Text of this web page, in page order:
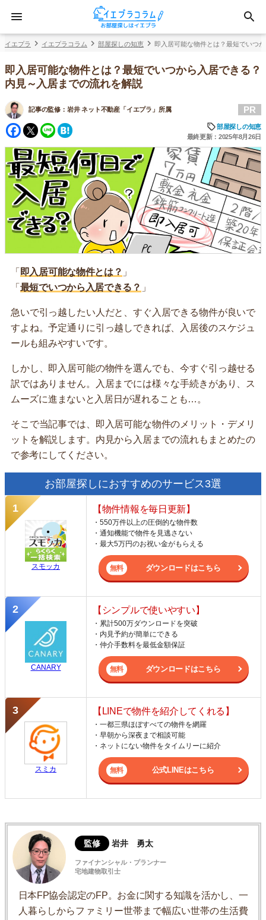
イエプラ イエプラコラム 部屋探しの知恵 即入居可能な物件とは？最短でいつ
即入居可能な物件とは？最短でいつから入居できる？
内見～入居までの流れを解説
記事の監修： 岩井 ネット不動産「イエプラ」所属
Facebook
Twitter
Line
PR
部屋探しの知恵
最終更新：2025年8月26日
「 即入居可能な物件とは？ 」
「 最短でいつから入居できる？ 」
急いで引っ越したい人だと、すぐ入居できる物件が良いで
すよね。予定通りに引っ越しできれば、入居後のスケジュ
ールも組みやすいです。
しかし、即入居可能の物件を選んでも、今すぐ引っ越せる
訳ではありません。入居までには様々な手続きがあり、ス
ムーズに進まないと入居日が遅れることも…。
そこで当記事では、即入居可能な物件のメリット・デメリ
ットを解説します。内見から入居までの流れもまとめたの
で参考にしてください。
お部屋探しにおすすめのサービス3選
スモッカ
【物件情報を毎日更新】
・550万件以上の圧倒的な物件数
・通知機能で物件を見逃さない
・最大5万円のお祝い金がもらえる
ダウンロードはこちら
CANARY
【シンプルで使いやすい】
・累計500万ダウンロードを突破
・内見予約が簡単にできる
・仲介手数料を最低金額保証
ダウンロードはこちら
スミカ
【LINEで物件を紹介してくれる】
・一都三県ほぼすべての物件を網羅
・早朝から深夜まで相談可能
・ネットにない物件をタイムリーに紹介
公式LINEはこちら
監修 岩井 勇太
ファイナンシャル・プランナー
宅地建物取引士
日本FP協会認定のFP。お金に関する知識を活かし、一
人暮らしからファミリー世帯まで幅広い世帯の生活費